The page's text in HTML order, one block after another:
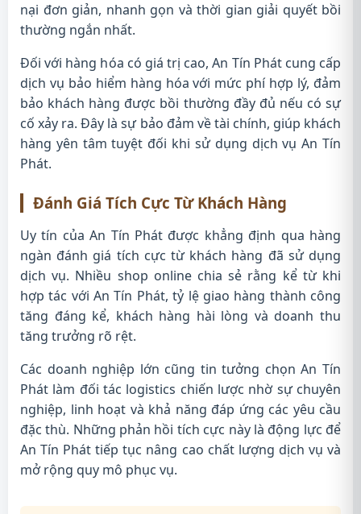
nại đơn giản, nhanh gọn và thời gian giải quyết bồi
thường ngắn nhất.
Đối với hàng hóa có giá trị cao, An Tín Phát cung cấp
dịch vụ bảo hiểm hàng hóa với mức phí hợp lý, đảm
bảo khách hàng được bồi thường đầy đủ nếu có sự
cố xảy ra. Đây là sự bảo đảm về tài chính, giúp khách
hàng yên tâm tuyệt đối khi sử dụng dịch vụ An Tín
Phát.
Đánh Giá Tích Cực Từ Khách Hàng
Uy tín của An Tín Phát được khẳng định qua hàng
ngàn đánh giá tích cực từ khách hàng đã sử dụng
dịch vụ. Nhiều shop online chia sẻ rằng kể từ khi
hợp tác với An Tín Phát, tỷ lệ giao hàng thành công
tăng đáng kể, khách hàng hài lòng và doanh thu
tăng trưởng rõ rệt.
Các doanh nghiệp lớn cũng tin tưởng chọn An Tín
Phát làm đối tác logistics chiến lược nhờ sự chuyên
nghiệp, linh hoạt và khả năng đáp ứng các yêu cầu
đặc thù. Những phản hồi tích cực này là động lực để
An Tín Phát tiếp tục nâng cao chất lượng dịch vụ và
mở rộng quy mô phục vụ.